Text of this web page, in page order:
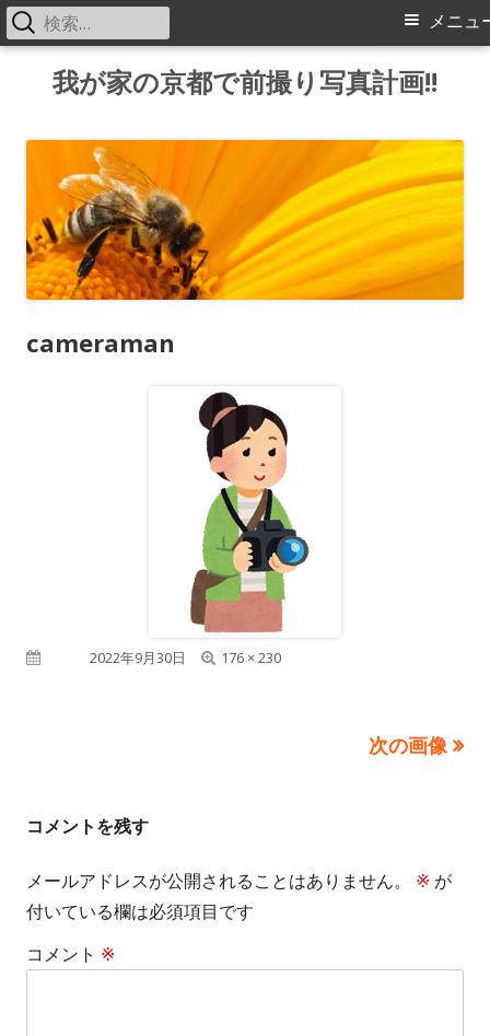
我が家の京都で前撮り写真計画!!
メ
メニュ
検
索:
cameraman
公開日2022年9月30日
フ
176 × 230
次の画像
コメントを残す
メールアドレスが公開されることはありません。 ※ が
付いている欄は必須項目です
コメント ※